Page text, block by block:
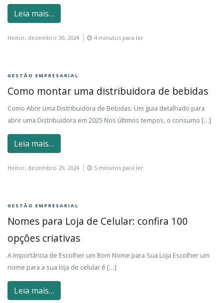
Leia mais…
Heitor, dezembro 30, 2024 4 minutos para ler
GESTÃO EMPRESARIAL
Como montar uma distribuidora de bebidas
Como Abrir uma Distribuidora de Bebidas: Um guia detalhado para
abrir uma Distribuidora em 2025 Nos últimos tempos, o consumo […]
Leia mais…
Heitor, dezembro 29, 2024 5 minutos para ler
GESTÃO EMPRESARIAL
Nomes para Loja de Celular: confira 100
opções criativas
A Importância de Escolher um Bom Nome para Sua Loja Escolher um
nome para a sua loja de celular é […]
Leia mais…